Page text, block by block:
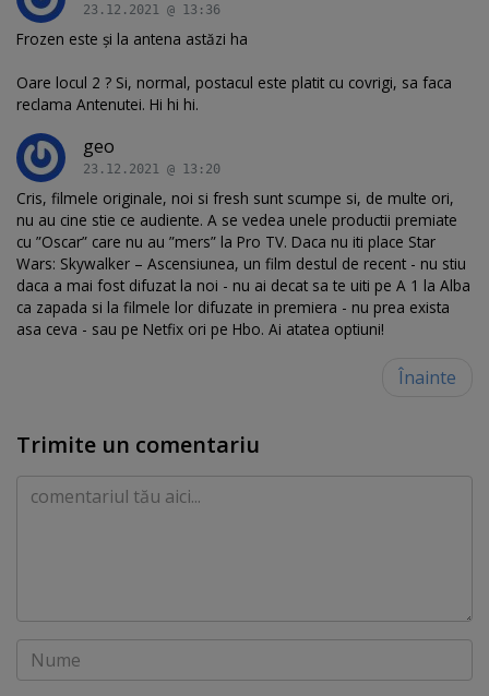
23.12.2021 @ 13:36
Frozen este și la antena astăzi ha
Oare locul 2 ? Si, normal, postacul este platit cu covrigi, sa faca
reclama Antenutei. Hi hi hi.
geo
23.12.2021 @ 13:20
Cris, filmele originale, noi si fresh sunt scumpe si, de multe ori,
nu au cine stie ce audiente. A se vedea unele productii premiate
cu ”Oscar” care nu au ”mers” la Pro TV. Daca nu iti place Star
Wars: Skywalker – Ascensiunea, un film destul de recent - nu stiu
daca a mai fost difuzat la noi - nu ai decat sa te uiti pe A 1 la Alba
ca zapada si la filmele lor difuzate in premiera - nu prea exista
asa ceva - sau pe Netfix ori pe Hbo. Ai atatea optiuni!
Înainte
Trimite un comentariu
Comentariu
Nume